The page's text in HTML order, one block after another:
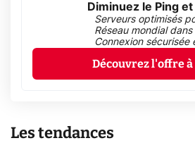
Diminuez le Ping et
Serveurs optimisés
Réseau mondial
Connexion sécurisée
Découvrez l'offre à
Les tendances